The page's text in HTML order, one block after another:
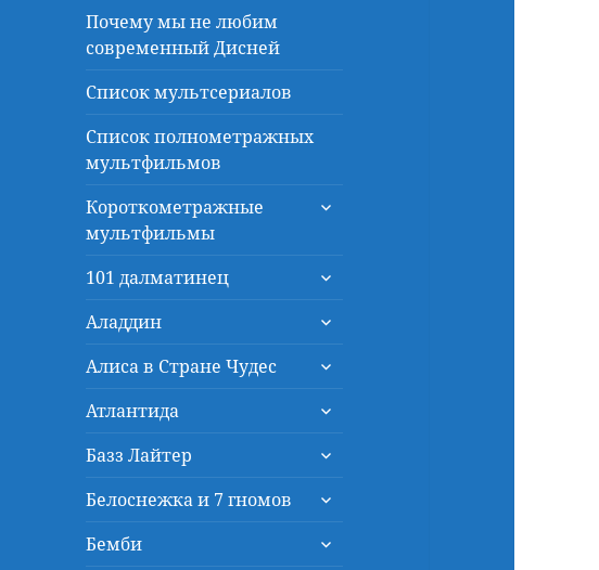
Почему мы не любим
современный Дисней
Список мультсериалов
Список полнометражных
мультфильмов
Короткометражные
мультфильмы
раскрыть
101 далматинец
раскрыть
меню
Аладдин
раскрыть
меню
Алиса в Стране Чудес
раскрыть
меню
Атлантида
раскрыть
меню
Базз Лайтер
раскрыть
меню
Белоснежка и 7 гномов
раскрыть
меню
Бемби
раскрыть